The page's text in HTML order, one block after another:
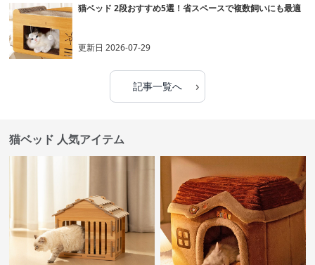
猫ベッド 2段おすすめ5選！省スペースで複数飼いにも最適
更新日2026-07-29
記事一覧へ ›
猫ベッド 人気アイテム